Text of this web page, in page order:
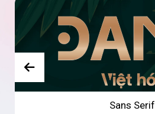
Sans Serif